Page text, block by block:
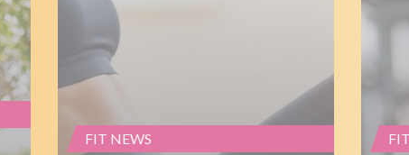
FIT NEWS